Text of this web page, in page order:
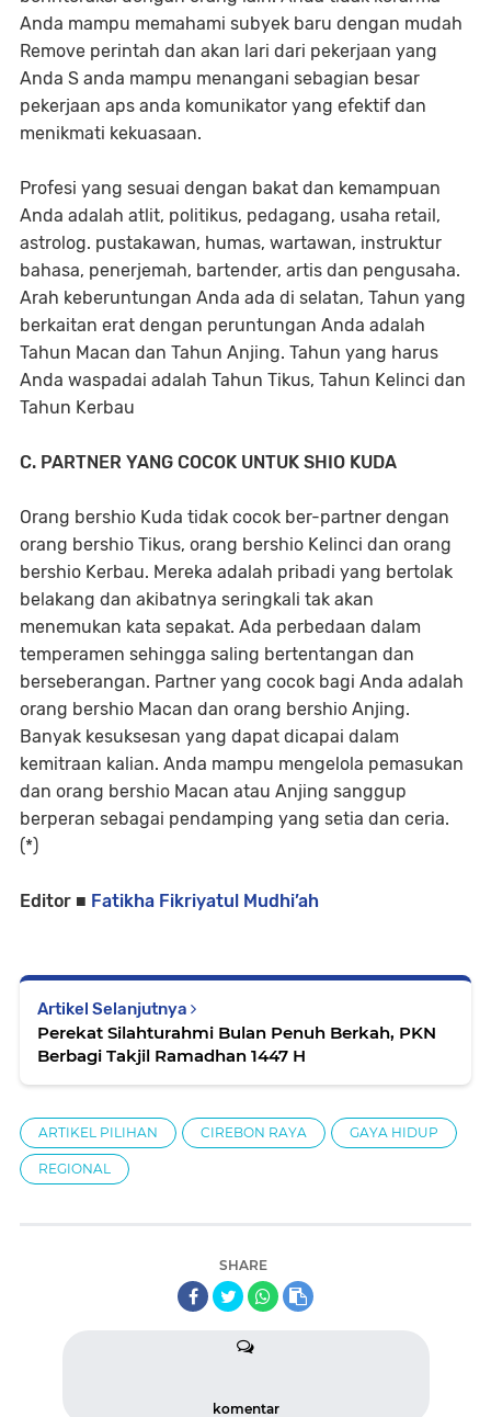
Anda mampu memahami subyek baru dengan mudah
Remove perintah dan akan lari dari pekerjaan yang
Anda S anda mampu menangani sebagian besar
pekerjaan aps anda komunikator yang efektif dan
menikmati kekuasaan.
Profesi yang sesuai dengan bakat dan kemampuan
Anda adalah atlit, politikus, pedagang, usaha retail,
astrolog. pustakawan, humas, wartawan, instruktur
bahasa, penerjemah, bartender, artis dan pengusaha.
Arah keberuntungan Anda ada di selatan, Tahun yang
berkaitan erat dengan peruntungan Anda adalah
Tahun Macan dan Tahun Anjing. Tahun yang harus
Anda waspadai adalah Tahun Tikus, Tahun Kelinci dan
Tahun Kerbau
C. PARTNER YANG COCOK UNTUK SHIO KUDA
Orang bershio Kuda tidak cocok ber-partner dengan
orang bershio Tikus, orang bershio Kelinci dan orang
bershio Kerbau. Mereka adalah pribadi yang bertolak
belakang dan akibatnya seringkali tak akan
menemukan kata sepakat. Ada perbedaan dalam
temperamen sehingga saling bertentangan dan
berseberangan. Partner yang cocok bagi Anda adalah
orang bershio Macan dan orang bershio Anjing.
Banyak kesuksesan yang dapat dicapai dalam
kemitraan kalian. Anda mampu mengelola pemasukan
dan orang bershio Macan atau Anjing sanggup
berperan sebagai pendamping yang setia dan ceria.
(*)
Editor ■ Fatikha Fikriyatul Mudhi’ah
Artikel Selanjutnya
Perekat Silahturahmi Bulan Penuh Berkah, PKN
Berbagi Takjil Ramadhan 1447 H
ARTIKEL PILIHAN CIREBON RAYA GAYA HIDUP
REGIONAL
SHARE
komentar